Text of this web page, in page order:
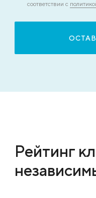
соответствии с
Рейтинг